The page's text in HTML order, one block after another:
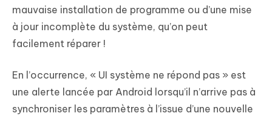
mauvaise installation de programme ou d’une mise
à jour incomplète du système, qu’on peut
facilement réparer !
En l’occurrence, « UI système ne répond pas » est
une alerte lancée par Android lorsqu’il n’arrive pas à
synchroniser les paramètres à l’issue d’une nouvelle